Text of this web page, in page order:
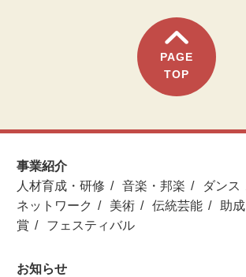
PAGE
TOP
事業紹介
人材育成・研修
音楽・邦楽 ダンス
ネットワーク
美術 伝統芸能 助成
賞
フェスティバル
お知らせ